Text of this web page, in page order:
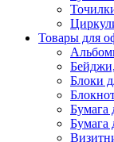
Товары для
Блоки
Бумага
Бумага